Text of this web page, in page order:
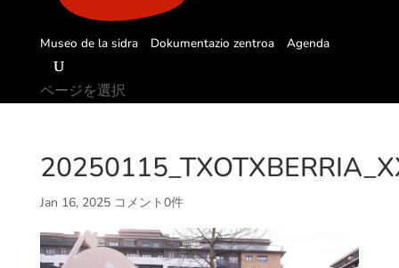
Museo de la sidra Dokumentazio zentroa Agenda
ページを選択
Jan 16, 2025 コメント0件